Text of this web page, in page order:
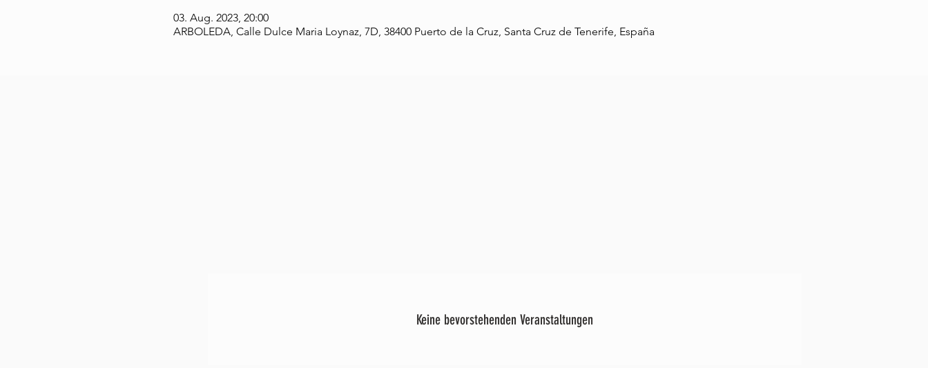
03. Aug. 2023, 20:00
ARBOLEDA, Calle Dulce Maria Loynaz, 7D, 38400 Puerto de la Cruz, Santa Cruz de Tenerife, España
Keine bevorstehenden Veranstaltungen